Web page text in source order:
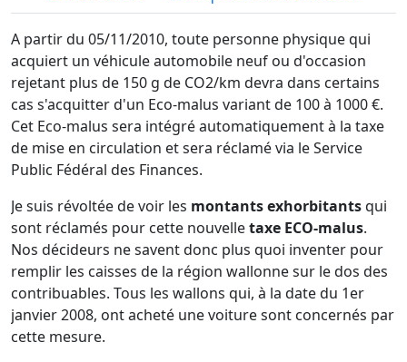
A partir du 05/11/2010, toute personne physique qui
acquiert un véhicule automobile neuf ou d'occasion
rejetant plus de 150 g de CO2/km devra dans certains
cas s'acquitter d'un Eco-malus variant de 100 à 1000 €.
Cet Eco-malus sera intégré automatiquement à la taxe
de mise en circulation et sera réclamé via le Service
Public Fédéral des Finances.
Je suis révoltée de voir les montants exhorbitantsqui
sont réclamés pour cette nouvelletaxe ECO-malus.
Nos décideurs ne savent donc plus quoi inventer pour
remplir les caisses de la région wallonne sur le dos des
contribuables. Tous les wallons qui, à la date du 1er
janvier 2008, ont acheté une voiture sont concernés par
cette mesure.